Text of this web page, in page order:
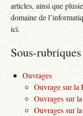
articles, ainsi que
domaine de
ici.
Sous-rubriques
Ouvrages
Ouvrage sur la
Ouvrages sur
Ouvrages sur